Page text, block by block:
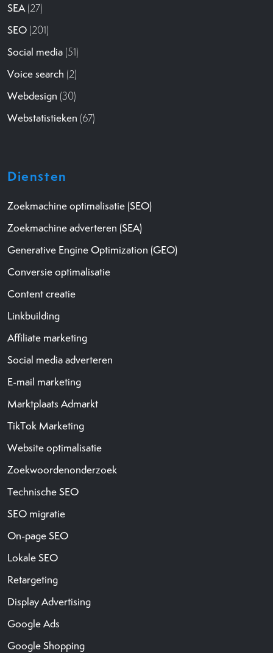
SEA(27)
SEO (201)
Social media (51)
Voice search (2)
Webdesign (30)
Webstatistieken (67)
Diensten
Zoekmachine optimalisatie (SEO)
Zoekmachine adverteren (SEA)
Generative Engine Optimization (GEO)
Conversie optimalisatie
Content creatie
Linkbuilding
Affiliate marketing
Social media adverteren
E-mail marketing
Marktplaats Admarkt
TikTok Marketing
Website optimalisatie
Zoekwoordenonderzoek
Technische SEO
SEO migratie
On-page SEO
Lokale SEO
Retargeting
Display Advertising
Google Ads
Google Shopping